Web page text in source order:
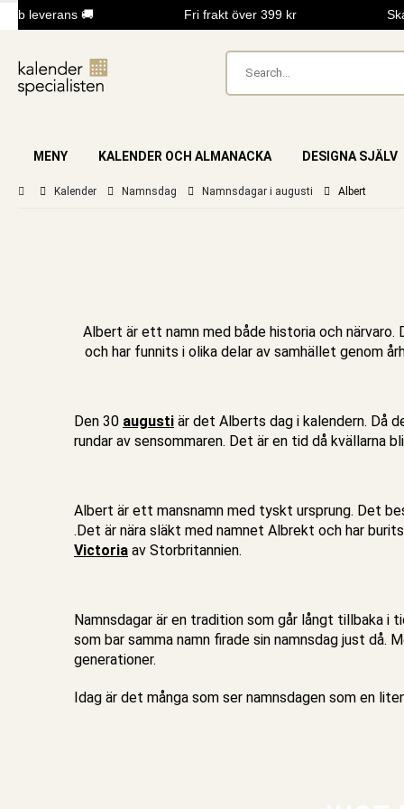
leverans 🚚 Fri frakt över 399 kr
MENY KALENDER OCH ALMANACKA DESIGNA SJÄLV
Kalender Namnsdag Namnsdagar i augusti Albert
Albert är ett namn med både historia och
och har funnits i olika delar av samhället genom
Den 30 augusti är det Alberts dag i kalendern. Då
rundar av sensommaren. Det är en tid då kvällarna
Albert är ett mansnamn med tyskt ursprung. Det
.Det är nära släkt med namnet Albrekt och har
Victoria av Storbritannien.
Namnsdagar är en tradition som går långt tillbaka i
som bar samma namn firade sin namnsdag just
generationer.
Idag är det många som ser namnsdagen som en